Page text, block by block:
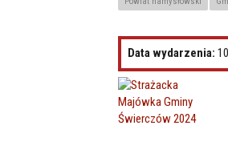
Data wydarzenia: